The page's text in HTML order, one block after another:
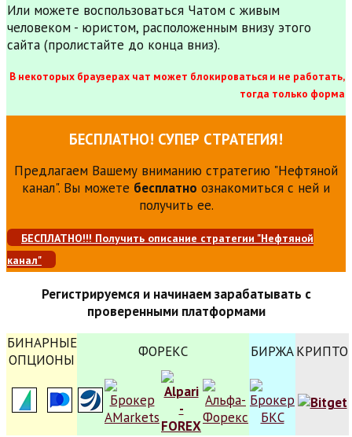
Или можете воспользоваться Чатом с живым
человеком - юристом, расположенным внизу этого
сайта (пролистайте до конца вниз).
В некоторых браузерах чат может блокироваться и не работать,
тогда только форма
БЕСПЛАТНО! СУПЕР СТРАТЕГИЯ!
Предлагаем Вашему вниманию стратегию "Нефтяной
канал". Вы можете бесплатно ознакомиться с ней и
получить ее.
БЕСПЛАТНО!!! Получить описание стратегии "Нефтяной
канал"
Регистрируемся и начинаем зарабатывать с
проверенными платформами
БИНАРНЫЕ
ОПЦИОНЫ
ФОРЕКС БИРЖАКРИПТО